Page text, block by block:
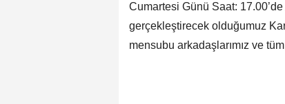
Cumartesi Günü Saat:
gerçekleştirecek olduğumuz
mensubu arkadaşlarımız ve